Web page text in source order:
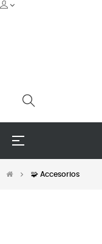
Navegación
☰
🧩 Accesorios